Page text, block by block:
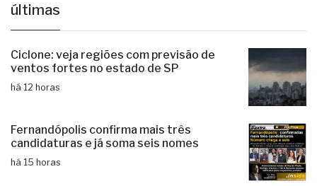
últimas
Ciclone: veja regiões com previsão de
ventos fortes no estado de SP
há 12 horas
Fernandópolis confirma mais três
candidaturas e já soma seis nomes
há 15 horas